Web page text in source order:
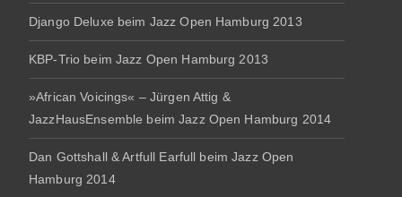
Django Deluxe beim Jazz Open Hamburg 2013
KBP-Trio beim Jazz Open Hamburg 2013
»African Voicings« – Jürgen Attig &
JazzHausEnsemble beim Jazz Open Hamburg 2014
Dan Gottshall & Artfull Earfull beim Jazz Open
Hamburg 2014